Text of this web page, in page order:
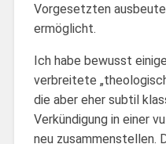
Vorgesetzten
ermöglicht.
Ich habe bewusst
verbreitete
die aber eher subtil
Verkündigung in einer
neu zusammenstellen.